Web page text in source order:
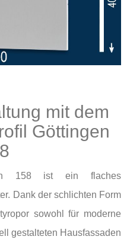
mit dem
Göttingen
158 ist ein flaches
Dank der schlichten Form
sowohl für moderne
gestalteten Hausfassaden